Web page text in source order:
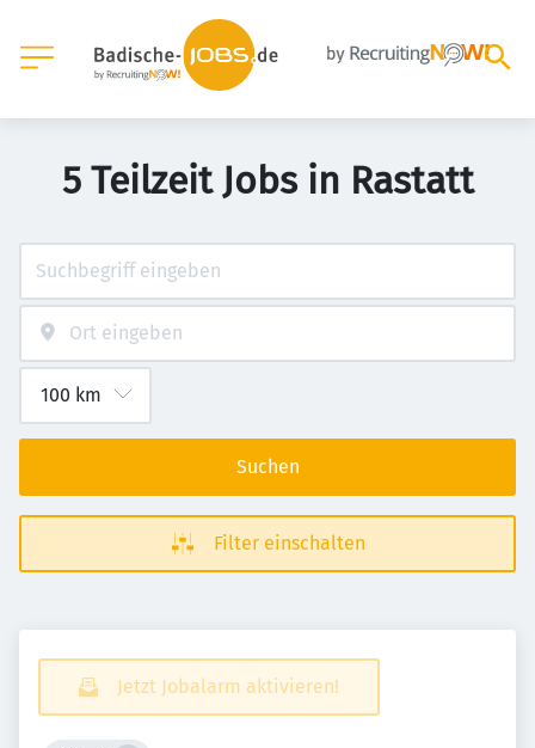
5 Teilzeit Jobs in Rastatt
Suchen
Filter einschalten
Jetzt Jobalarm aktivieren!